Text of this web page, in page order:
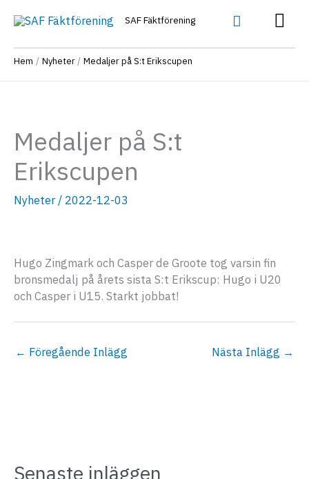
SAF Fäktförening Sök
Hem Nyheter Medaljer på S:t Erikscupen
Medaljer på S:t
Erikscupen
Nyheter/ 2022-12-03
Hugo Zingmark och Casper de Groote tog varsin fin
bronsmedalj på årets sista S:t Erikscup: Hugo i U20
och Casper i U15. Starkt jobbat!
← Föregående Inlägg Nästa Inlägg →
Senaste inläggen